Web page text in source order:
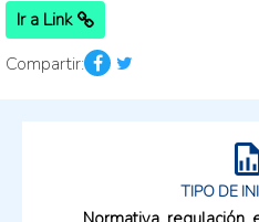
Ir a Link
Compartir:
TIPO DE